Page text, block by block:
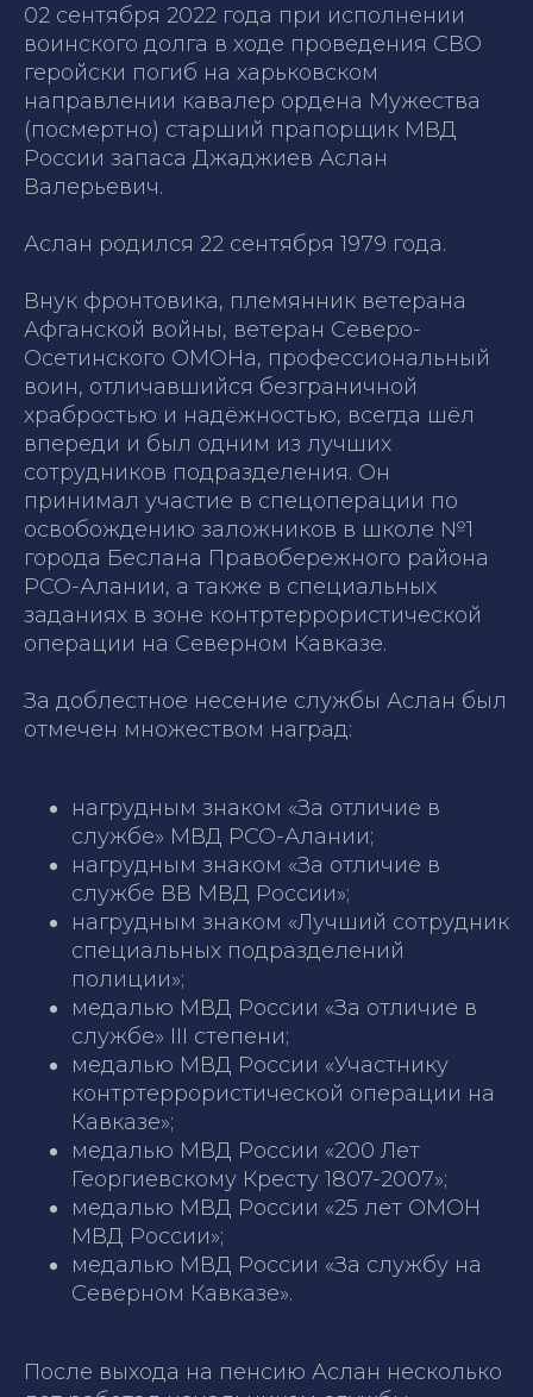
02 сентября 2022 года при исполнении
воинского долга в ходе проведения СВО
геройски погиб на харьковском
направлении кавалер ордена Мужества
(посмертно) старший прапорщик МВД
России запаса Джаджиев Аслан
Валерьевич.
Аслан родился 22 сентября 1979 года.
Внук фронтовика, племянник ветерана
Афганской войны, ветеран Северо-
Осетинского ОМОНа, профессиональный
воин, отличавшийся безграничной
храбростью и надёжностью, всегда шёл
впереди и был одним из лучших
сотрудников подразделения. Он
принимал участие в спецоперации по
освобождению заложников в школе №1
города Беслана Правобережного района
РСО-Алании, а также в специальных
заданиях в зоне контртеррористической
операции на Северном Кавказе.
За доблестное несение службы Аслан был
отмечен множеством наград:
нагрудным знаком «За отличие в
службе» МВД РСО-Алании;
нагрудным знаком «За отличие в
службе ВВ МВД России»;
нагрудным знаком «Лучший сотрудник
специальных подразделений
полиции»;
медалью МВД России «За отличие в
службе» III степени;
медалью МВД России «Участнику
контртеррористической операции на
Кавказе»;
медалью МВД России «200 Лет
Георгиевскому Кресту 1807-2007»;
медалью МВД России «25 лет ОМОН
МВД России»;
медалью МВД России «За службу на
Северном Кавказе».
После выхода на пенсию Аслан несколько